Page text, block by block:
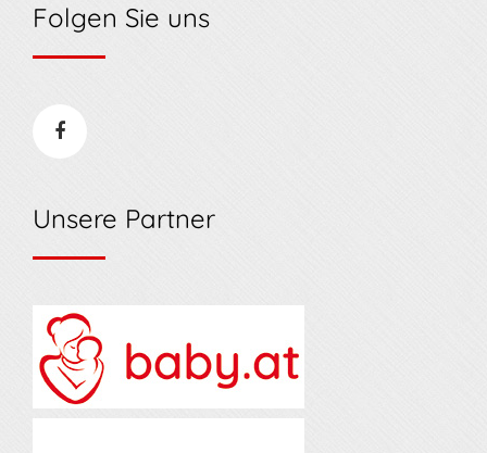
Folgen Sie uns
Unsere Partner